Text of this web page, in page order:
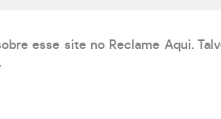
esse site no Reclame Aqui.